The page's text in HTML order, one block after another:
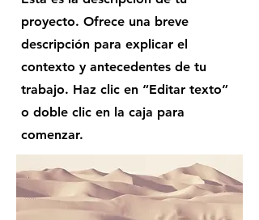
proyecto. Ofrece una breve
descripción para explicar el
contexto y antecedentes de tu
trabajo. Haz clic en “Editar texto”
o doble clic en la caja para
comenzar.